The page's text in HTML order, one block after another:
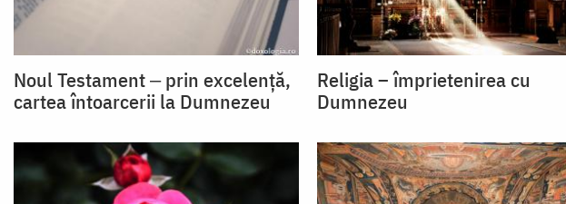
Noul Testament ‒ prin excelență,
cartea întoarcerii la Dumnezeu
Religia – împrietenirea cu
Dumnezeu